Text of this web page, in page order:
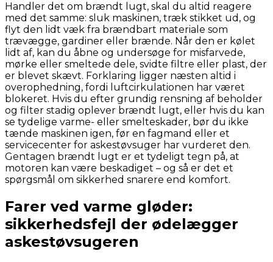
Handler det om brændt lugt, skal du altid reagere
med det samme: sluk maskinen, træk stikket ud, og
flyt den lidt væk fra brændbart materiale som
trævægge, gardiner eller brænde. Når den er kølet
lidt af, kan du åbne og undersøge for misfarvede,
mørke eller smeltede dele, svidte filtre eller plast, der
er blevet skævt. Forklaring ligger næsten altid i
overophedning, fordi luftcirkulationen har været
blokeret. Hvis du efter grundig rensning af beholder
og filter stadig oplever brændt lugt, eller hvis du kan
se tydelige varme- eller smelteskader, bør du ikke
tænde maskinen igen, før en fagmand eller et
servicecenter for askestøvsuger har vurderet den.
Gentagen brændt lugt er et tydeligt tegn på, at
motoren kan være beskadiget – og så er det et
spørgsmål om sikkerhed snarere end komfort.
Farer ved varme gløder:
sikkerhedsfejl der ødelægger
askestøvsugeren